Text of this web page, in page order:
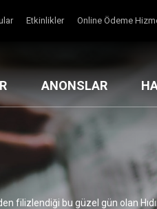
Etkinlikler Online Ödeme
ANONSLAR
filizlendiği bu güzel gün olan